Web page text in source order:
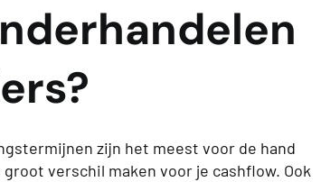
zijn het meest voor de hand
verschil maken voor je cashflow. Ook